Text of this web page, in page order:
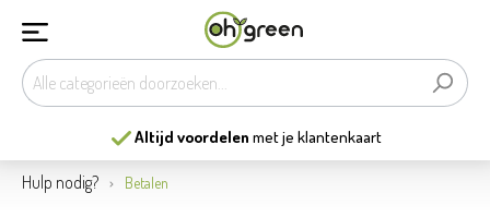
Altijd voordelen met je klantenkaart
Hulp nodig? Betalen